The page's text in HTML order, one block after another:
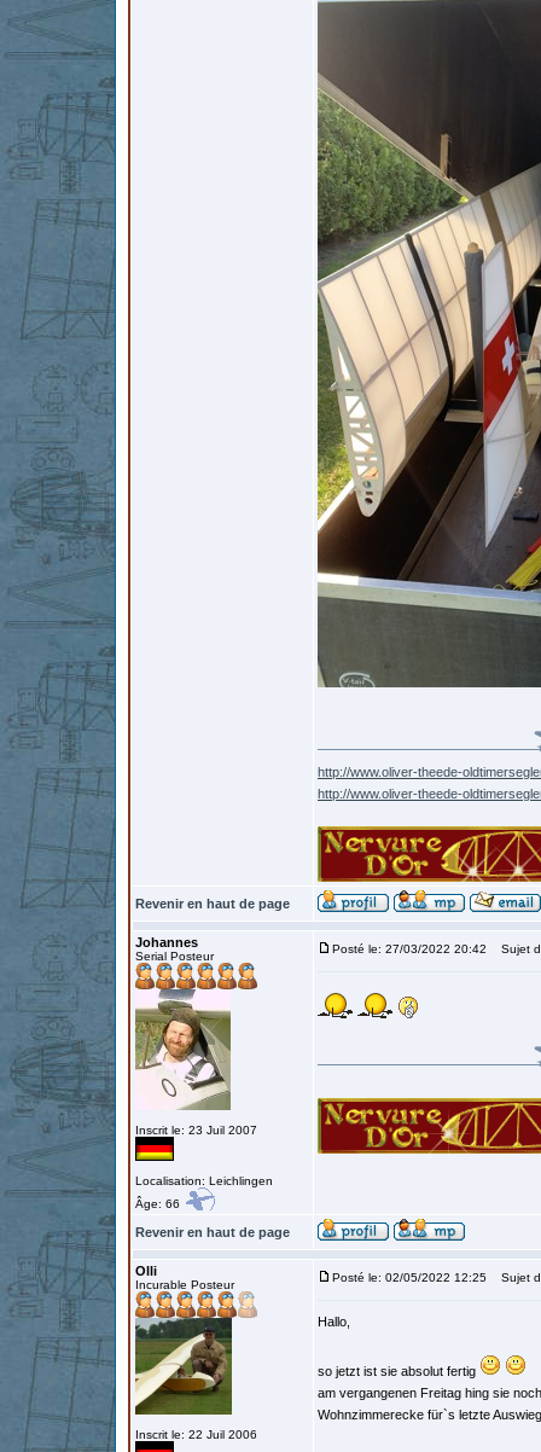
http://www.oliver-theede-
http://www.oliver-theede-
Revenir en haut de page
Johannes
Serial Posteur
Inscrit le: 23 Juil 2007
Localisation: Leichlingen
Âge: 66
Posté le: 27/03/2022 20:42 Sujet
Revenir en haut de page
Olli
Incurable Posteur
Inscrit le: 22 Juil 2006
Posté le: 02/05/2022 12:25 Sujet
Hallo,
so jetzt ist sie absolut fertig
am vergangenen Freitag hing sie
Wohnzimmerecke für`s letzte